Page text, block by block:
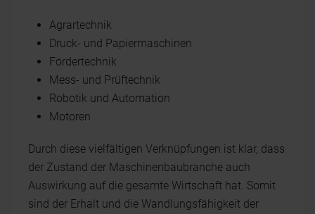
Agrartechnik
Druck- und Papiermaschinen
Fördertechnik
Mess- und Prüftechnik
Robotik und Automation
Motoren
Durch diese vielfältigen Verknüpfungen ist klar, dass
der Zustand der Maschinenbaubranche auch
Auswirkung auf die gesamte Wirtschaft hat. Somit
sind der Erhalt und die Wandlungsfähigkeit der